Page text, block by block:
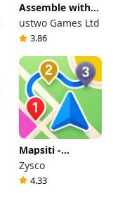
Assemble with
Care
ustwo Games Ltd
3.86
Mapsiti -
Planificador
Rutas
Zysco
4.33